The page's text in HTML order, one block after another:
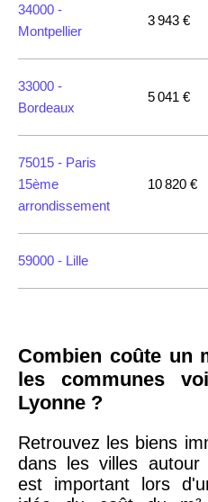
34000 -
Montpellier
3 943 €
33000 -
Bordeaux
5 041 €
75015 - Paris
15ème
arrondissement
10 820 €
59000 - Lille
75018 -
arrondissement
75020 -
Paris
20ème
9 623 €
Combien coûte un
les communes
Lyonne ?
Retrouvez les biens
dans les villes autour
est important lors